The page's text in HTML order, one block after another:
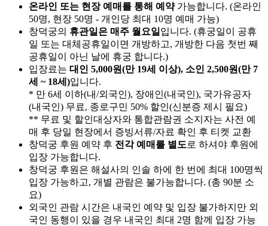
온라인 또는 현장 예매를 통해 예약가능합니다. (온라인
50명, 현장 50명 - 개인당 최대 10명 예매 가능)
창덕궁의 휴관일은 매주 월요일 입니다. (휴궁일이 공휴
일 또는 대체공휴일이면 개방하고, 개방한 다음 첫번 째
공휴일이 아닌 날에 휴궁 합니다.)
입장료는 대인 5,000원(만 19세 이상), 소인 2,500원(만 7
세 ~ 18세)입니다.
* 만 6세 이하(내/외국인), 장애인(내국인), 국가유공자
(내국인) 무료, 종로구민 50% 할인(신분증 제시 필요)
** 무료 및 할인대상자와 통합관람권 소지자는 사전 예
매 후 당일 현장에서 증빙서류/자료 확인 후 티켓 교환
창덕궁 후원 예약 후 전각 예매를 별도로 하셔야 후원에
입장 가능합니다.
창덕궁 후원은 해설사의 인솔 하에 한 번에 최대 100명씩
입장 가능하고, 개별 관람은 불가능합니다. (총 90분 소
요)
외국인 관람 시간은 내국인 예약 및 입장 불가하지만 외
국인 동행이 있을 경우 내국인 최대 2명 함께 입장 가능